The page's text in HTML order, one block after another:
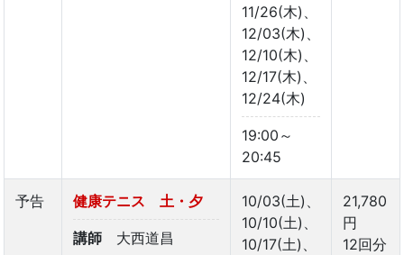
11/26(木)、
12/03(木)、
12/10(木)、
12/17(木)、
12/24(木)
19:00～
20:45
予告 健康テニス 土・夕
講師 大西道昌
10/03(土)、
10/10(土)、
10/17(土)、
21,780
円
12回分